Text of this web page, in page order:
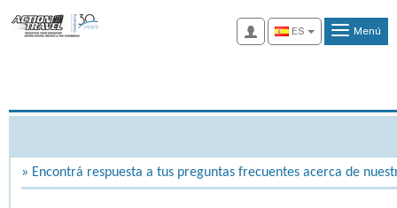
AccesoES Menú
» Encontrá respuesta a tus preguntas frecuentes acerca de